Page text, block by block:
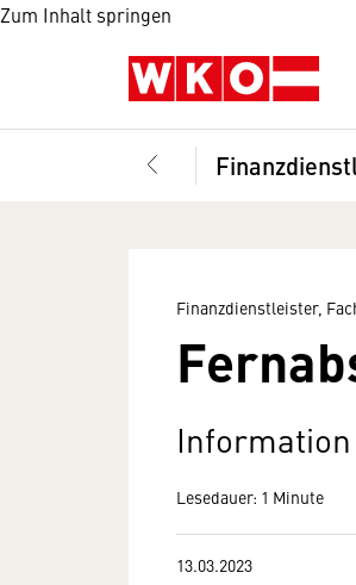
Zum Inhalt springen
Finanzdienstleister,
Lesedauer: 1 Minute
13.03.2023